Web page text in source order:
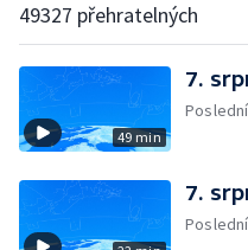
49327 přehratelných
49 min
7.
7.